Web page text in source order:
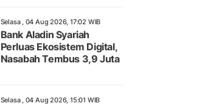
Selasa , 04 Aug 2026, 17:02 WIB
Bank Aladin Syariah
Perluas Ekosistem Digital,
Nasabah Tembus 3,9 Juta
Selasa , 04 Aug 2026, 15:01 WIB